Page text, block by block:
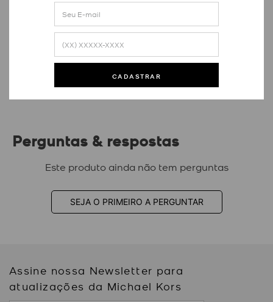
CADASTRAR
Avaliações
Este produto ainda não tem avaliações
SEJA O PRIMEIRO A AVALIAR
Perguntas & respostas
Este produto ainda não tem perguntas
SEJA O PRIMEIRO A PERGUNTAR
Assine nossa Newsletter para
atualizações da Michael Kors